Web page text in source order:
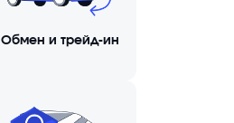
Обмен и трейд-ин